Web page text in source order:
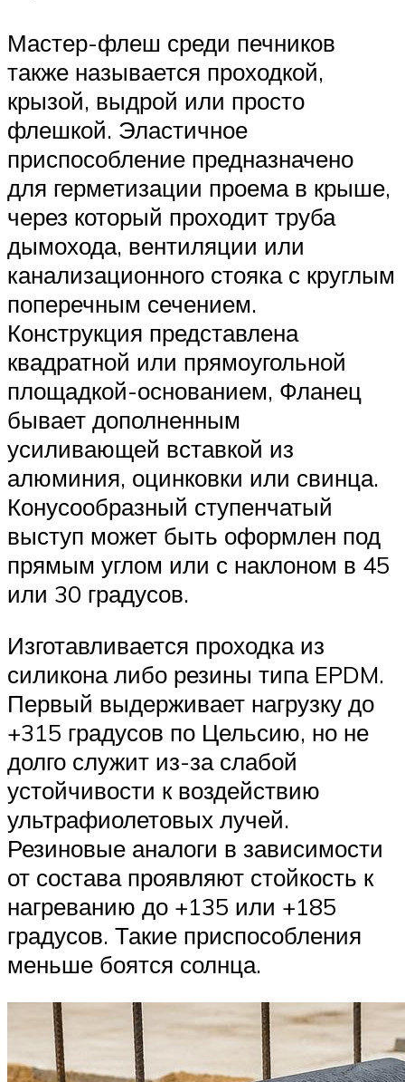
Мастер-флеш среди печников
также называется проходкой,
крызой, выдрой или просто
флешкой. Эластичное
приспособление предназначено
для герметизации проема в крыше,
через который проходит труба
дымохода, вентиляции или
канализационного стояка с круглым
поперечным сечением.
Конструкция представлена
квадратной или прямоугольной
площадкой-основанием, Фланец
бывает дополненным
усиливающей вставкой из
алюминия, оцинковки или свинца.
Конусообразный ступенчатый
выступ может быть оформлен под
прямым углом или с наклоном в 45
или 30 градусов.
Изготавливается проходка из
силикона либо резины типа EPDM.
Первый выдерживает нагрузку до
+315 градусов по Цельсию, но не
долго служит из-за слабой
устойчивости к воздействию
ультрафиолетовых лучей.
Резиновые аналоги в зависимости
от состава проявляют стойкость к
нагреванию до +135 или +185
градусов. Такие приспособления
меньше боятся солнца.